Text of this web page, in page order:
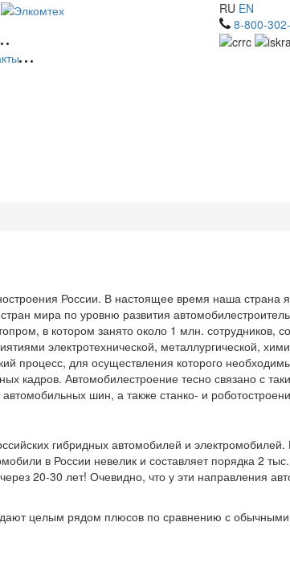
RU EN
8-800-
России. В настоящее время наша страна
мира по уровню развития
в котором занято около 1 млн. сотрудников,
электротехнической, металлургической,
процесс, для осуществления которого
кадров. Автомобилестроение тесно связано с
шин, а также станко- и
гибридных автомобилей и
в России невелик и составляет порядка 2
20-30 лет! Очевидно, что у эти направления
целым рядом плюсов по сравнению с обычными